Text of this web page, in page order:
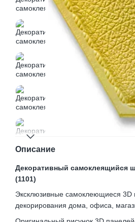
Описание
Декоративный самоклеящийся
(1101)
Эксклюзивные самоклеющиеся 3D
декорирования дома, офиса,